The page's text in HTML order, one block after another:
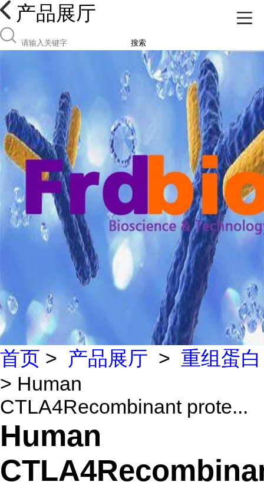
产品展厅
搜索
首页 > 产品展厅 > 重组蛋白
> Human
CTLA4Recombinant prote...
Human